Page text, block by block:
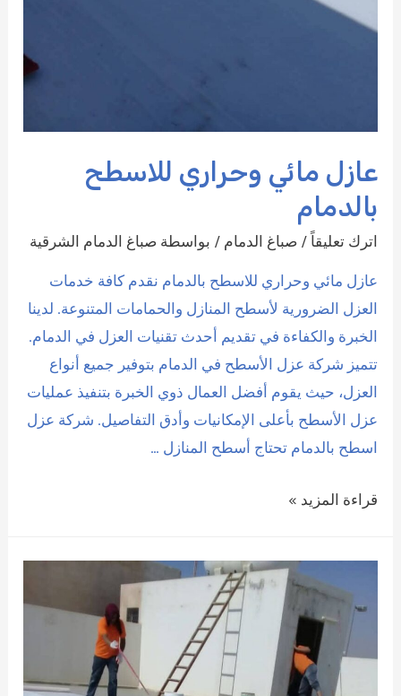
عازل مائي وحراري للاسطح
بالدمام
اترك تعليقاً /صباغ الدمام / بواسطة صباغ الدمام الشرقية
عازل مائي وحراري للاسطح بالدمام نقدم كافة خدمات
العزل الضرورية لأسطح المنازل والحمامات المتنوعة. لدينا
الخبرة والكفاءة في تقديم أحدث تقنيات العزل في الدمام.
تتميز شركة عزل الأسطح في الدمام بتوفير جميع أنواع
العزل، حيث يقوم أفضل العمال ذوي الخبرة بتنفيذ عمليات
عزل الأسطح بأعلى الإمكانيات وأدق التفاصيل. شركة عزل
اسطح بالدمام تحتاج أسطح المنازل …
عازل
للاسطح
بالدمام
قراءة المزيد »